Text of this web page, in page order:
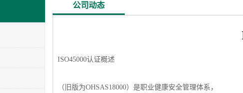
公司动态
ISO45000认证概述
（旧版为OHSAS18000）是职业健康安全管理体系，